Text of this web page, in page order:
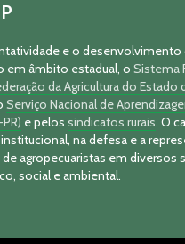
e o desenvolvimento
em âmbito estadual, o Sistema
da Agricultura do Estado
Serviço Nacional de
e pelos sindicatos rurais. O
institucional, na defesa e a
agropecuaristas em diversos
social e ambiental.